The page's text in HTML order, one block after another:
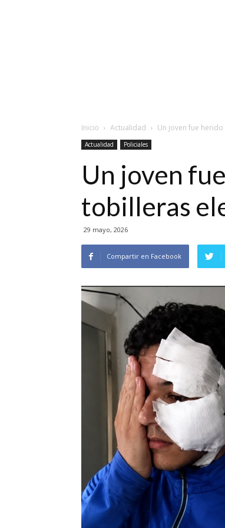
Inicio Actualidad Un joven fue
Actualidad Policiales
Un joven
tobilleras
29 mayo, 2026
Compartir en Facebook